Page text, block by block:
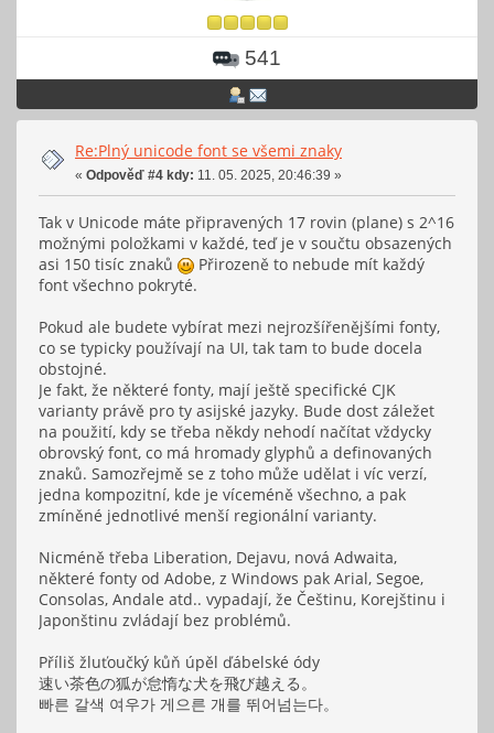
541
Re:Plný unicode font se všemi znaky
« Odpověď #4 kdy: 11. 05. 2025, 20:46:39 »
Tak v Unicode máte připravených 17 rovin (plane) s 2^16
možnými položkami v každé, teď je v součtu obsazených
asi 150 tisíc znaků
Přirozeně to nebude mít každý
font všechno pokryté.
Pokud ale budete vybírat mezi nejrozšířenějšími fonty,
co se typicky používají na UI, tak tam to bude docela
obstojné.
Je fakt, že některé fonty, mají ještě specifické CJK
varianty právě pro ty asijské jazyky. Bude dost záležet
na použití, kdy se třeba někdy nehodí načítat vždycky
obrovský font, co má hromady glyphů a definovaných
znaků. Samozřejmě se z toho může udělat i víc verzí,
jedna kompozitní, kde je víceméně všechno, a pak
zmíněné jednotlivé menší regionální varianty.
Nicméně třeba Liberation, Dejavu, nová Adwaita,
některé fonty od Adobe, z Windows pak Arial, Segoe,
Consolas, Andale atd.. vypadají, že Češtinu, Korejštinu i
Japonštinu zvládají bez problémů.
Příliš žluťoučký kůň úpěl ďábelské ódy
速い茶色の狐が怠惰な犬を飛び越える。
빠른 갈색 여우가 게으른 개를 뛰어넘는다。